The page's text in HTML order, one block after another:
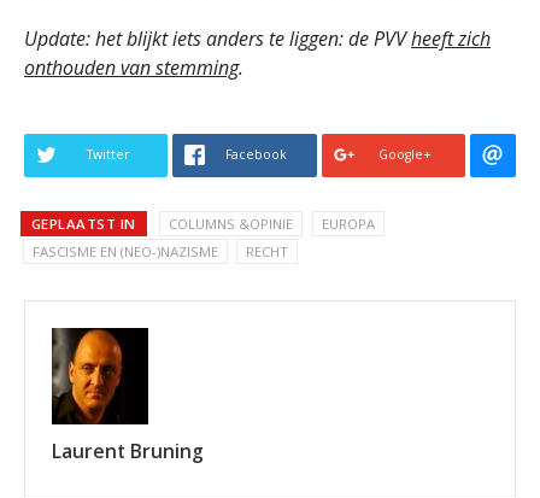
Update: het blijkt iets anders te liggen: de PVVheeft zich
onthouden van stemming.
Twitter Facebook Google+
GEPLAATST IN COLUMNS &OPINIE
EUROPA
FASCISME EN (NEO-)NAZISME
RECHT
Laurent Bruning